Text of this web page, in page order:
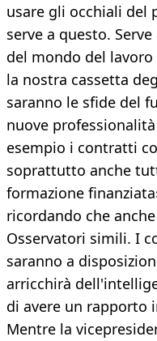
usare gli occhiali del
serve a questo.
del mondo del
la nostra cassetta
saranno le sfide del
nuove
esempio i contratti
soprattutto anche
formazione
ricordando che
Osservatori simili. I
saranno a
arricchirà
di avere un rapporto
Mentre la